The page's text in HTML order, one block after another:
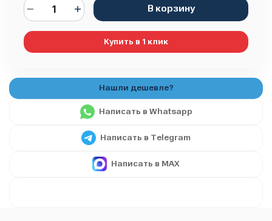
В корзину
Купить в 1 клик
Написать в Whatsapp
Написать в Telegram
Написать в MAX